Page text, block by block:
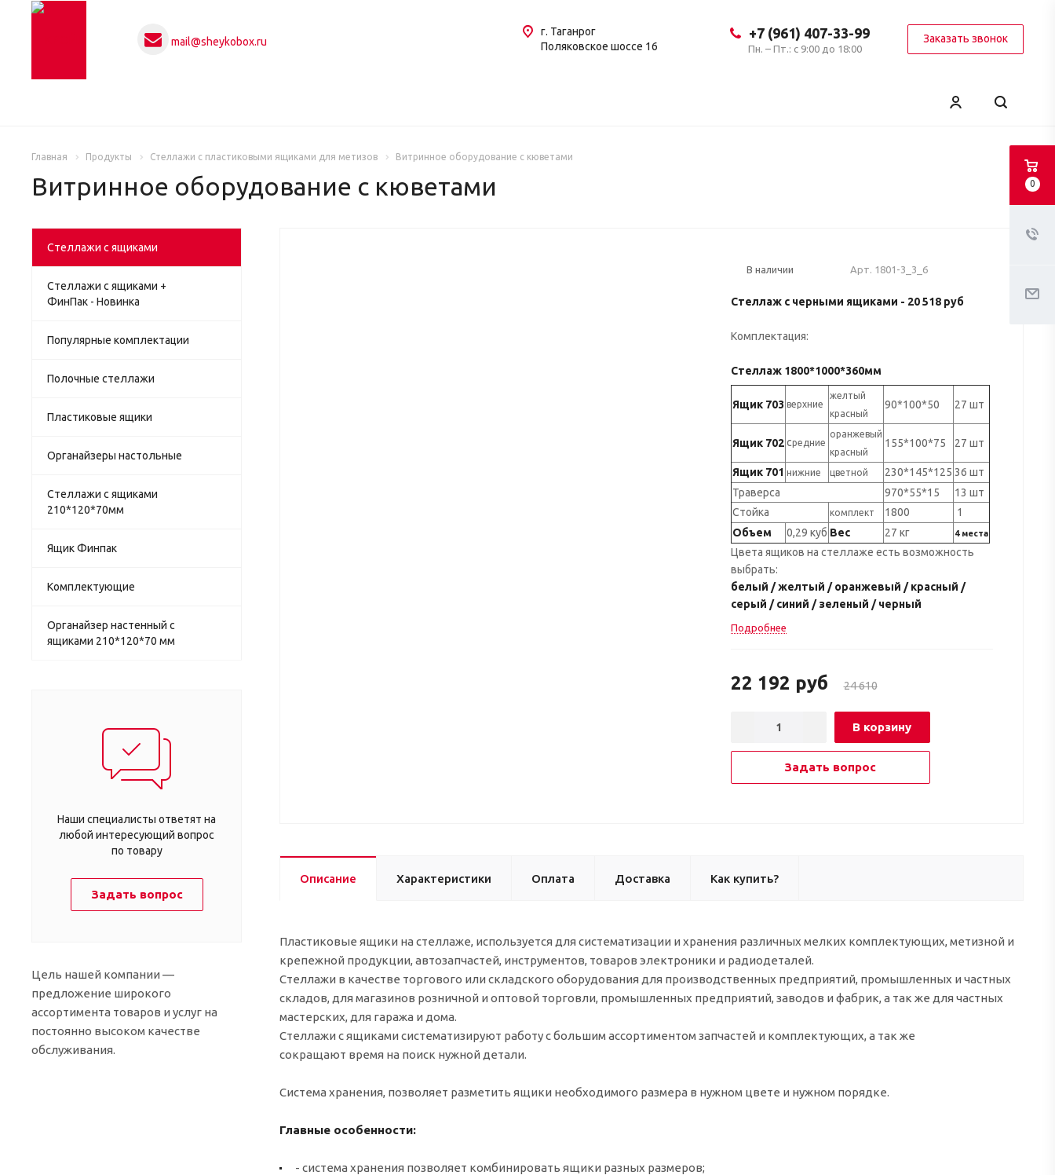
mail@sheykobox.ru
+7 (961) 407-33-99
Пн. – Пт.: с 9:00 до 18:00
Заказать звонок
г. Таганрог
Поляковское шоссе 16
Главная Продукты Стеллажи с пластиковыми ящиками для метизов Витринное оборудование с кюветами
Витринное оборудование с кюветами
В наличии Арт. 1801-3_3_6
Стеллаж с черными ящиками - 20 518 руб
Комплектация:
Стеллаж 1800*1000*360мм
Ящик 703 верхние
желтый
красный
90*100*50 27 шт
Ящик 702 средние
оранжевый
красный
155*100*75 27 шт
Ящик 701 нижние цветной 230*145*125 36 шт
Траверса
970*55*15
13 шт
Стойка
комплект 1800
1
Объем
0,29 куб Вес 27 кг 4 места
Цвета ящиков на стеллаже есть возможность
выбрать:
белый / желтый / оранжевый / красный /
серый / синий / зеленый / черный
Подробнее
22 192 руб 24 610
В корзину
Задать вопрос
Описание Характеристики Оплата Доставка Как купить?
Пластиковые ящики на стеллаже, используется для систематизации и хранения различных мелких комплектующих, метизной и
крепежной продукции, автозапчастей, инструментов, товаров электроники и радиодеталей.
Стеллажи в качестве торгового или складского оборудования для производственных предприятий, промышленных и частных
складов, для магазинов розничной и оптовой торговли, промышленных предприятий, заводов и фабрик, а так же для частных
мастерских, для гаража и дома.
Стеллажи с ящиками систематизируют работу с большим ассортиментом запчастей и комплектующих, а так же
сокращают время на поиск нужной детали.
Система хранения, позволяет разметить ящики необходимого размера в нужном цвете и нужном порядке.
Главные особенности:
- система хранения позволяет комбинировать ящики разных размеров;
Стеллажи с ящиками
Стеллажи с ящиками +
ФинПак - Новинка
Популярные комплектации
Полочные стеллажи
Пластиковые ящики
Органайзеры настольные
Стеллажи с ящиками
210*120*70мм
Ящик Финпак
Комплектующие
Органайзер настенный с
ящиками 210*120*70 мм
Наши специалисты ответят на
любой интересующий вопрос
по товару
Задать вопрос
Цель нашей компании —
предложение широкого
ассортимента товаров и услуг на
постоянно высоком качестве
обслуживания.
0